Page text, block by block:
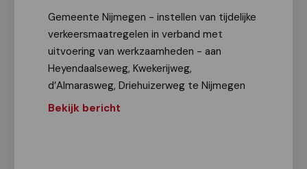
Gemeente Nijmegen - instellen van tijdelijke
verkeersmaatregelen in verband met
uitvoering van werkzaamheden - aan
Heyendaalseweg, Kwekerijweg,
d’Almarasweg, Driehuizerweg te Nijmegen
Bekijk bericht